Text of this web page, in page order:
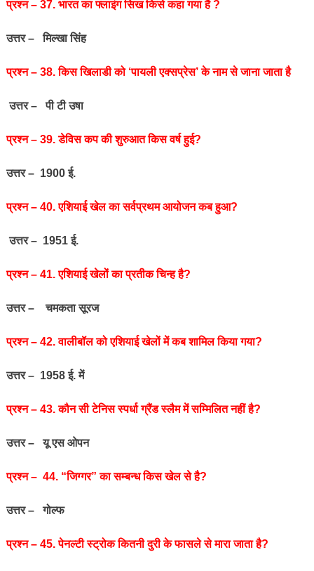
प्रश्‍न – 37. भारत का फ्लाइंग सिख किसे कहा गया है ?
उत्तर – मिल्‍खा सिंह
प्रश्‍न – 38. किस खिलाडी को ‘पायली एक्सप्रेस’ के नाम से जाना जाता है
उत्तर – पी टी उषा
प्रश्‍न – 39. डेविस कप की शुरुआत किस वर्ष हुई?
उत्तर – 1900 ई.
प्रश्‍न – 40. एशियाई खेल का सर्वप्रथम आयोजन कब हुआ?
उत्तर – 1951 ई.
प्रश्‍न – 41. एशियाई खेलों का प्रतीक चिन्ह है?
उत्तर – चमकता सूरज
प्रश्‍न – 42. वालीबॉल को एशियाई खेलों में कब शामिल किया गया?
उत्तर – 1958 ई. में
प्रश्‍न – 43. कौन सी टेनिस स्पर्धा ग्रैंड स्लैम में सम्मिलित नहीं है?
उत्तर – यू एस ओपन
प्रश्‍न – 44. “जिग्गर” का सम्बन्ध किस खेल से है?
उत्तर – गोल्फ
प्रश्‍न – 45. पेनल्टी स्ट्रोक कितनी दुरी के फासले से मारा जाता है?